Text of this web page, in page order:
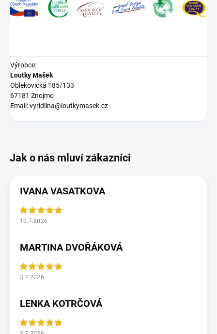
Výrobce:
Loutky Mašek
Oblekovická 185/133
67181 Znojmo
Email: vyridilna@loutkymasek.cz
IVANA VASATKOVA
10.7.2026
MARTINA DVOŘÁKOVÁ
3.7.2026
LENKA KOTRČOVÁ